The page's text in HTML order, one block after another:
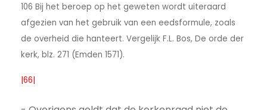
106 Bij het beroep op het geweten wordt uiteraard
afgezien van het gebruik van een eedsformule, zoals
de overheid die hanteert. Vergelijk F.L. Bos, De orde der
kerk, blz. 271 (Emden 1571).
|66|